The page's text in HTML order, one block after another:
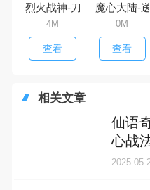
烈火战神-刀刀爆真充
4M
查看
魔心大陆-
0M
查看
相关文章
仙语
心战
2025-05-